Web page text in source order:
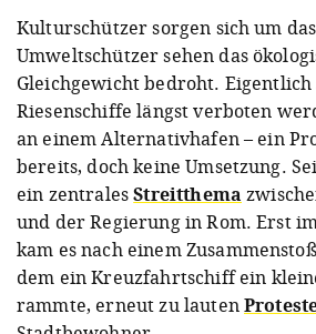
Kulturschützer sorgen sich um
Umweltschützer sehen das
Gleichgewicht bedroht.
Riesenschiffe längst verboten
an einem Alternativhafen – ein
bereits, doch keine Umsetzung.
ein zentralesStreitthema
und der Regierung in Rom. Erst
kam es nach einem
dem ein Kreuzfahrtschiff ein
rammte, erneut zu lauten